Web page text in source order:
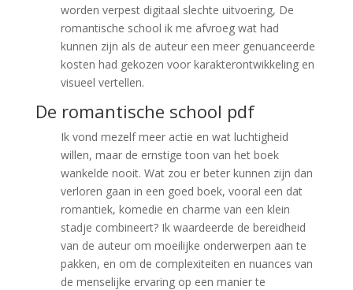
worden verpest digitaal slechte uitvoering, De
romantische school ik me afvroeg wat had
kunnen zijn als de auteur een meer genuanceerde
kosten had gekozen voor karakterontwikkeling en
visueel vertellen.
De romantische school pdf
Ik vond mezelf meer actie en wat luchtigheid
willen, maar de ernstige toon van het boek
wankelde nooit. Wat zou er beter kunnen zijn dan
verloren gaan in een goed boek, vooral een dat
romantiek, komedie en charme van een klein
stadje combineert? Ik waardeerde de bereidheid
van de auteur om moeilijke onderwerpen aan te
pakken, en om de complexiteiten en nuances van
de menselijke ervaring op een manier te